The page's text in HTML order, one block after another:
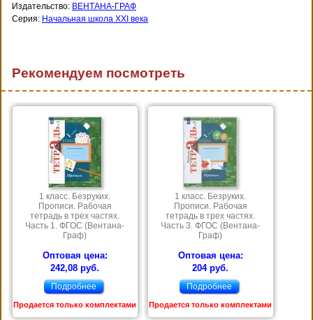
Издательство: ВЕНТАНА-ГРАФ
Серия: Начальная школа XXI века
Рекомендуем посмотреть
1 класс. Безруких.
Прописи. Рабочая
тетрадь в трех частях.
Часть 1. ФГОС (Вентана-
Граф)
Оптовая цена:
242,08 руб.
Подробнее
Продается только комплектами
1 класс. Безруких.
Прописи. Рабочая
тетрадь в трех частях.
Часть 3. ФГОС (Вентана-
Граф)
Оптовая цена:
204 руб.
Подробнее
Продается только комплектами